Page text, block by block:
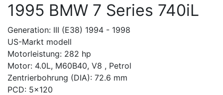
1995 BMW 7 Series 740iL
Generation: III (E38) 1994 - 1998
US-Markt modell
Motorleistung: 282 hp
Motor: 4.0L, M60B40, V8 , Petrol
Zentrierbohrung (DIA): 72.6 mm
PCD: 5x120